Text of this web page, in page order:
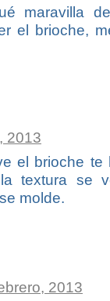
maravilla
el brioche,
2013
el brioche
textura se
molde.
2013